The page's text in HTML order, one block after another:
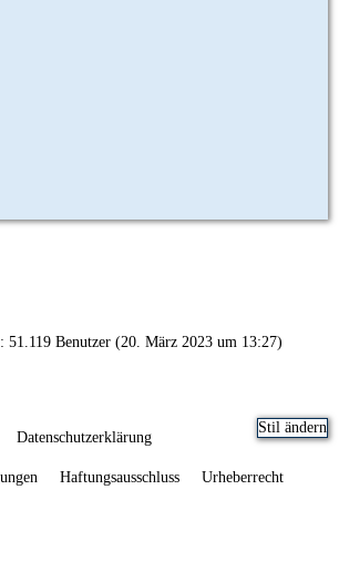
51.119 Benutzer (20. März 2023 um 13:27)
Stil ändern
Datenschutzerklärung
Haftungsausschluss Urheberrecht